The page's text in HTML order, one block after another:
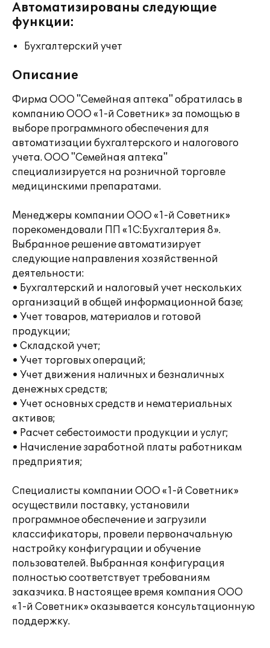
Автоматизированы следующие
функции:
Бухгалтерский учет
Описание
Фирма ООО "Семейная аптека" обратилась в
компанию ООО «1-й Советник» за помощью в
выборе программного обеспечения для
автоматизации бухгалтерского и налогового
учета. ООО "Семейная аптека"
специализируется на розничной торговле
медицинскими препаратами.
Менеджеры компании ООО «1-й Советник»
порекомендовали ПП «1С:Бухгалтерия 8».
Выбранное решение автоматизирует
следующие направления хозяйственной
деятельности:
• Бухгалтерский и налоговый учет нескольких
организаций в общей информационной базе;
• Учет товаров, материалов и готовой
продукции;
• Складской учет;
• Учет торговых операций;
• Учет движения наличных и безналичных
денежных средств;
• Учет основных средств и нематериальных
активов;
• Расчет себестоимости продукции и услуг;
• Начисление заработной платы работникам
предприятия;
Специалисты компании ООО «1-й Советник»
осуществили поставку, установили
программное обеспечение и загрузили
классификаторы, провели первоначальную
настройку конфигурации и обучение
пользователей. Выбранная конфигурация
полностью соответствует требованиям
заказчика. В настоящее время компания ООО
«1-й Советник» оказывается консультационную
поддержку.